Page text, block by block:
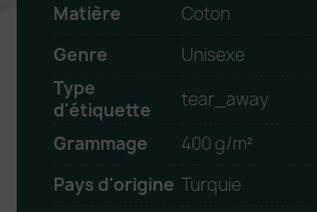
Matière
Coton
Genre
Unisexe
Type
d'étiquette
tear_away
Grammage
400 g/m²
Pays d'origine Turquie